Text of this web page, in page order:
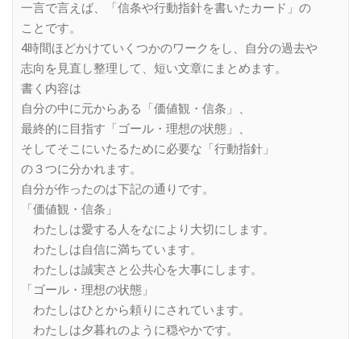
一言で言えば、「信条や行動指針を書いたカード」の
ことです。
4時間ほどかけていくつかのワークをし、自分の過去や
志向を見直し整理して、短い文章にまとめます。
書く内容は
自分の中に元からある「価値観・信条」、
最終的に目指す「ゴール・理想の状態」、
そしてそこにいたるために必要な「行動指針」
の３つに分かれます。
自分が作ったのは下記の通りです。
「価値観・信条」
わたしは愛する人をなにより大切にします。
わたしは自信に満ちています。
わたしは誠実さと公共心を大事にします。
「ゴール・理想の状態」
わたしはひとから頼りにされています。
わたしは夕暮れのように穏やかです。